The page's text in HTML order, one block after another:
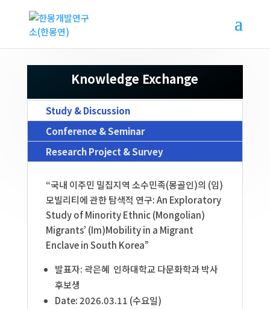
Knowledge Exchange
Study & Discussion
Conference & Seminar
Research Project & Survey
“국내 이주민 밀집지역 소수민족(몽골인)의 (임)
모빌리티에 관한 탐색적 연구:An Exploratory
Study of Minority Ethnic (Mongolian)
Migrants’ (Im)Mobility in a Migrant
Enclave in South Korea”
발표자: 곽은혜 인하대학교 다문화학과 박사
후보생
Date: 2026.03.11 (수요일)